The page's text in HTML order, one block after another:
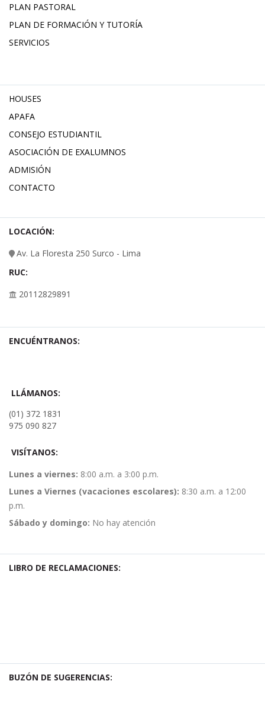
PLAN PASTORAL
PLAN DE FORMACIÓN Y TUTORÍA
SERVICIOS
HOUSES
APAFA
CONSEJO ESTUDIANTIL
ASOCIACIÓN DE EXALUMNOS
ADMISIÓN
CONTACTO
LOCACIÓN:
Av. La Floresta 250 Surco - Lima
RUC:
20112829891
ENCUÉNTRANOS:
LLÁMANOS:
(01) 372 1831
975 090 827
VISÍTANOS:
Lunes a viernes: 8:00 a.m. a 3:00 p.m.
Lunes a Viernes (vacaciones escolares): 8:30 a.m. a 12:00
p.m.
Sábado y domingo: No hay atención
LIBRO DE RECLAMACIONES:
BUZÓN DE SUGERENCIAS: